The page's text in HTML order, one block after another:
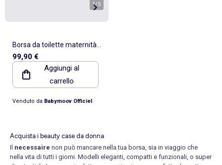
1/5
Borsa da toilette maternità
Mommy Vanity 'Babymoov'
99,90 €
Aggiungi al
carrello
Venduto da Babymoov Officiel
Acquista i beauty case da donna
Il necessaire non può mancare nella tua borsa, sia in viaggio che
nella vita di tutti i giorni. Modelli eleganti, compatti e funzionali, o super